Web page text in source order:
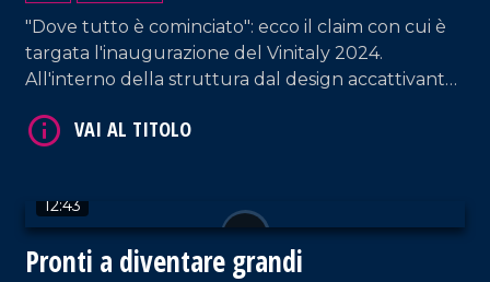
"Dove tutto è cominciato": ecco il claim con cui è
targata l'inaugurazione del Vinitaly 2024.
All'interno della struttura dal design accattivante,
da tutta la Calabria - raccontano la propria
anche dall'Italia.
12:43
Pronti a diventare grandi
VAI AL TITOLO
VAI AL TITOLO